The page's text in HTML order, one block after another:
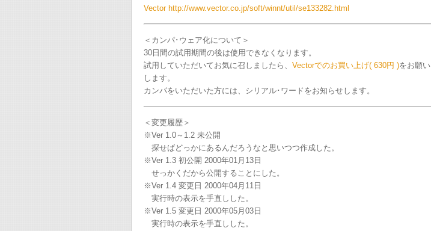
Vector http://www.vector.co.jp/soft/winnt/util/se133282.html
＜カンパ･ウェア化について＞
30日間の試用期間の後は使用できなくなります。
試用していただいてお気に召しましたら、 Vectorでのお買い上げ( 630円 )をお願い
します。
カンパをいただいた方には、シリアル･ワードをお知らせします。
＜変更履歴＞
※Ver 1.0～1.2 未公開
探せばどっかにあるんだろうなと思いつつ作成した。
※Ver 1.3 初公開 2000年01月13日
せっかくだから公開することにした。
※Ver 1.4 変更日 2000年04月11日
実行時の表示を手直しした。
※Ver 1.5 変更日 2000年05月03日
実行時の表示を手直しした。